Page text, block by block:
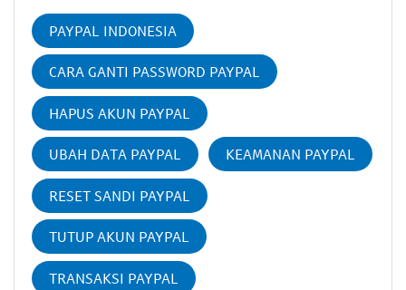
PAYPAL INDONESIA
CARA GANTI PASSWORD PAYPAL
HAPUS AKUN PAYPAL
UBAH DATA PAYPAL KEAMANAN PAYPAL
RESET SANDI PAYPAL
TUTUP AKUN PAYPAL
TRANSAKSI PAYPAL